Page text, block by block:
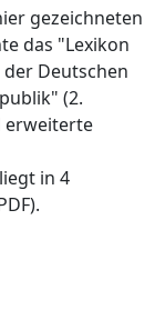
gezeichneten
das "Lexikon
Deutschen
(2.
erweiterte
in 4